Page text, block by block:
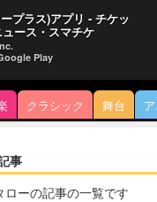
クラシック 舞台
事
ーの記事の一覧です
プラス)アプリ - チケッ
ュース・スマチケ
Play